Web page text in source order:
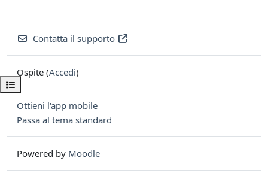
Apri indice del corso
Contatta il supporto
Ospite (Accedi)
Ottieni l'app mobile
Passa al tema standard
Powered by Moodle